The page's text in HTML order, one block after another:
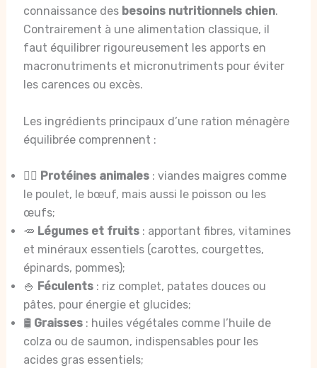
connaissance des besoins nutritionnels chien.
Contrairement à une alimentation classique, il
faut équilibrer rigoureusement les apports en
macronutriments et micronutriments pour éviter
les carences ou excès.
Les ingrédients principaux d’une ration ménagère
équilibrée comprennent :
🐕‍🦺 Protéines animales: viandes maigres comme
le poulet, le bœuf, mais aussi le poisson ou les
œufs;
🥕 Légumes et fruits: apportant fibres, vitamines
et minéraux essentiels (carottes, courgettes,
épinards, pommes);
🍚 Féculents: riz complet, patates douces ou
pâtes, pour énergie et glucides;
🛢️ Graisses: huiles végétales comme l’huile de
colza ou de saumon, indispensables pour les
acides gras essentiels;